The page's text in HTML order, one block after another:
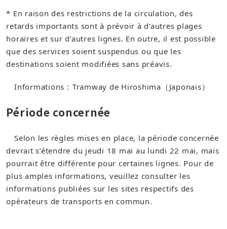
* En raison des restrictions de la circulation, des
retards importants sont à prévoir à d’autres plages
horaires et sur d’autres lignes. En outre, il est possible
que des services soient suspendus ou que les
destinations soient modifiées sans préavis.
Informations：​Tramway de Hiroshima（Japonais）​
Période concernée
Selon les règles mises en place, la période concernée
devrait s’étendre du jeudi 18 mai au lundi 22 mai, mais
pourrait être différente pour certaines lignes. Pour de
plus amples informations, veuillez consulter les
informations publiées sur les sites respectifs des
opérateurs de transports en commun.